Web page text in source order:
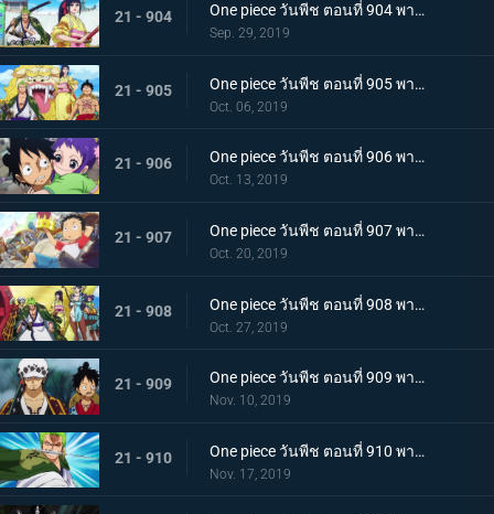
21 - 904 One piece วันพีช ตอนที่ 904 พากย์ไทย ลูฟี่เดือดจัด ช่วยทามะจากอันตราย!
Sep. 29, 2019
21 - 905 One piece วันพีช ตอนที่ 905 พากย์ไทย การชิงโอทามะคืน! ศึกอันดุเดือดกับโฮลด์เดม!
Oct. 06, 2019
21 - 906 One piece วันพีช ตอนที่ 906 พากย์ไทย ดวลตัวต่อตัว ระหว่างหมอผีกับหมอแห่งความตาย!
Oct. 13, 2019
21 - 907 One piece วันพีช ตอนที่ 907 พากย์ไทย ตอนพิเศษ ฉลองวันพีซครบรอบ 20 ปี "โรแมนซ์ดอวน์"
Oct. 20, 2019
21 - 908 One piece วันพีช ตอนที่ 908 พากย์ไทย เรือสมบัติมาถึงแล้ว ลูฟี่ทาโร่แทนคุณ!
Oct. 27, 2019
21 - 909 One piece วันพีช ตอนที่ 909 พากย์ไทย สุสานแสนลึกลับ การพบกันอีกครั้งที่ซากปราสาทโอเด้ง!
Nov. 10, 2019
21 - 910 One piece วันพีช ตอนที่ 910 พากย์ไทย ซามูไรในตำนาน ชายผู้ที่โรเจอร์หลงใหล!
Nov. 17, 2019